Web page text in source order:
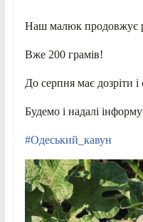
Наш малюк продовжує
Вже 200 грамів!
До серпня має дозріти
Будемо і надалі
#Одеський_кавун